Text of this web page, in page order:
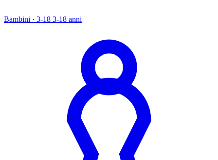
Bambini · 3-18 3-18 anni